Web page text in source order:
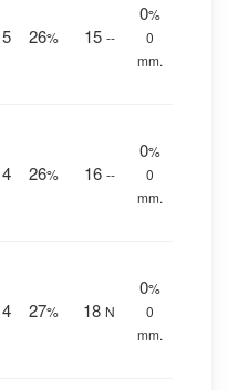
26% 15 --
0%
0
mm.
26% 16 --
0%
0
mm.
27% 18 N
0%
0
mm.